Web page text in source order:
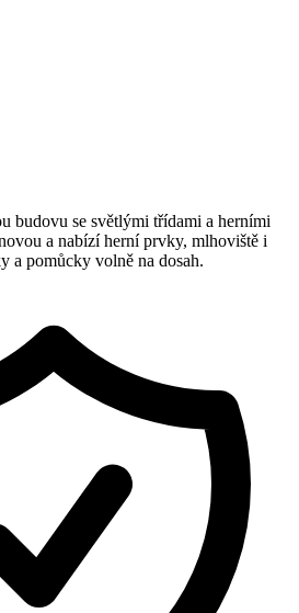
budovu se světlými třídami a herními
a nabízí herní prvky, mlhoviště i
a pomůcky volně na dosah.